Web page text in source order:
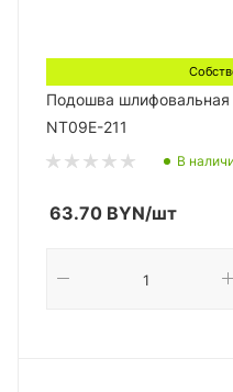
Подошва шлифовальная
NT09E-211
В
63.70 BYN/шт